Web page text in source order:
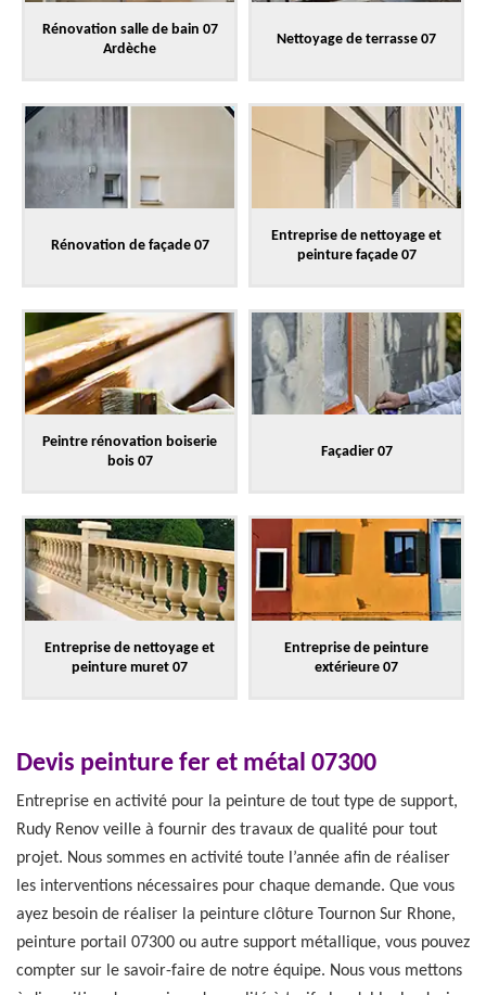
Rénovation salle de bain 07
Ardèche
Nettoyage de terrasse 07
Rénovation de façade 07
Entreprise de nettoyage et
peinture façade 07
Peintre rénovation boiserie
bois 07
Façadier 07
Entreprise de nettoyage et
peinture muret 07
Entreprise de peinture
extérieure 07
Devis peinture fer et métal 07300
Entreprise en activité pour la peinture de tout type de support,
Rudy Renov veille à fournir des travaux de qualité pour tout
projet. Nous sommes en activité toute l’année afin de réaliser
les interventions nécessaires pour chaque demande. Que vous
ayez besoin de réaliser la peinture clôture Tournon Sur Rhone,
peinture portail 07300 ou autre support métallique, vous pouvez
compter sur le savoir-faire de notre équipe. Nous vous mettons